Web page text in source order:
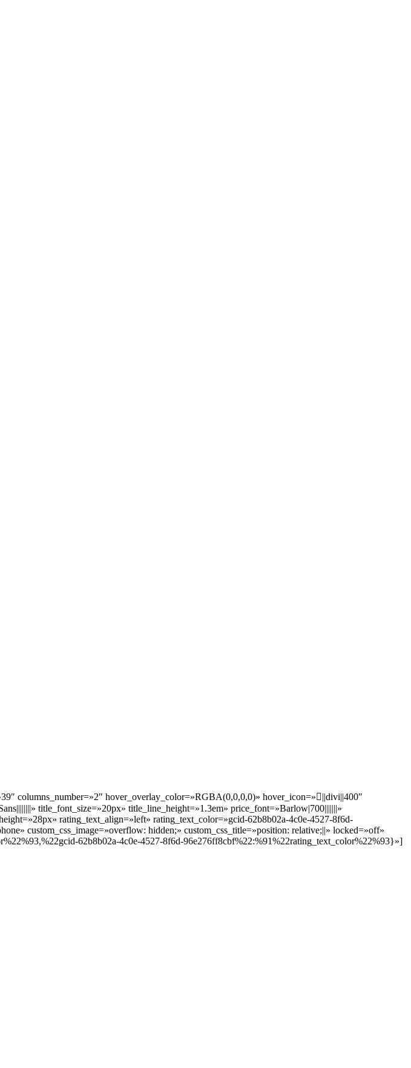
columns_number=»2″ hover_overlay_color=»RGBA(0,0,0,0)» hover_icon=»||divi||400″
title_font_size=»20px» title_line_height=»1.3em» price_font=»Barlow|700|||||||»
rating_text_align=»left» rating_text_color=»gcid-62b8b02a-4c0e-4527-8f6d-
custom_css_image=»overflow: hidden;» custom_css_title=»position: relative;||» locked=»off»
62b8b02a-4c0e-4527-8f6d-96e276ff8cbf%22:%91%22rating_text_color%22%93}»]